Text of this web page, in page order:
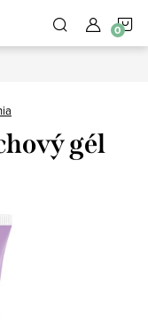
gél